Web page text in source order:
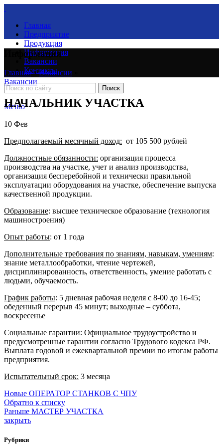
Главная
Предприятие
Продукция
Информация
Вакансии
Контакты
Поиск
Меню
Информация
Главная»Вакансии
Вакансии
НАЧАЛЬНИК УЧАСТКА
10 Фев
Предполагаемый месячный доход: от 105 500 рублей
Должностные обязанности: организация процесса
производства на участке, учет и анализ производства,
организация бесперебойной и технически правильной
эксплуатации оборудования на участке, обеспечение выпуска
качественной продукции.
Образование: высшее техническое образование (технология
машиностроения)
Опыт работы: от 1 года
Дополнительные требования по знаниям, навыкам, умениям:
знание металлообработки, чтение чертежей,
дисциплинированность, ответственность, умение работать с
людьми, обучаемость.
График работы: 5 дневная рабочая неделя с 8-00 до 16-45;
обеденный перерыв 45 минут; выходные – суббота,
воскресенье
Социальные гарантии: Официальное трудоустройство и
предусмотренные гарантии согласно Трудового кодекса РФ.
Выплата годовой и ежеквартальной премии по итогам работы
предприятия.
Испытательный срок: 3 месяца
Новые ОПЕРАТОР СТАНКОВ С ЧПУ
Обратно к списку
Раньше МАСТЕР УЧАСТКА
закрыть
Рубрики